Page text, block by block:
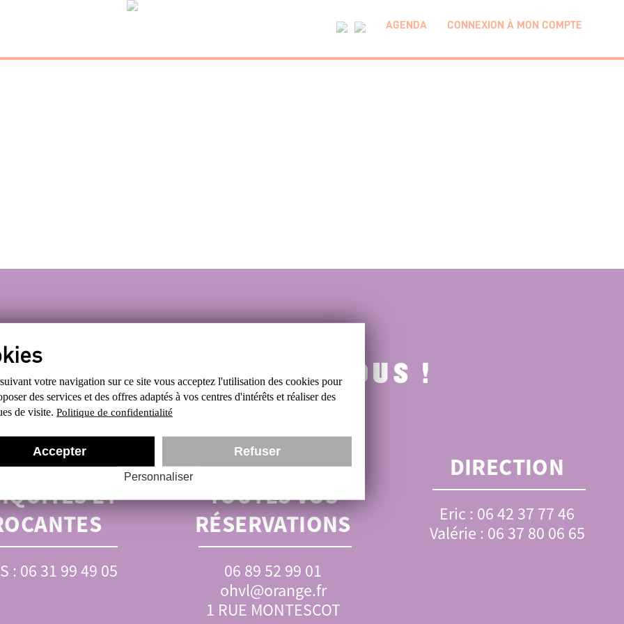
AGENDA CONNEXION À MON COMPTE
? CONTACTEZ-NOUS !
ET
: 06 31 99 49 05
BUREAU :POUR
TOUTES VOS
RÉSERVATIONS
06 89 52 99 01
ohvl@orange.fr
1 RUE MONTESCOT
DIRECTION
Eric : 06 42 37 77 46
Valérie : 06 37 80 06 65
votre navigation sur ce site vous acceptez l'utilisation des cookies pour
des services et des offres adaptés à vos centres d'intérêts et réaliserdes
de visite. Politique de confidentialité
Accepter Refuser
Personnaliser